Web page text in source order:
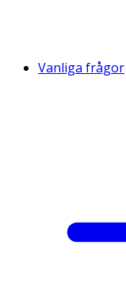
Vanliga frågor